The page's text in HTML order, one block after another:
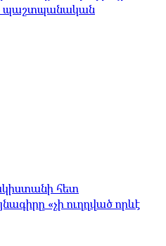
պաշտպանական
հետ
«չի ուղղված որևէ